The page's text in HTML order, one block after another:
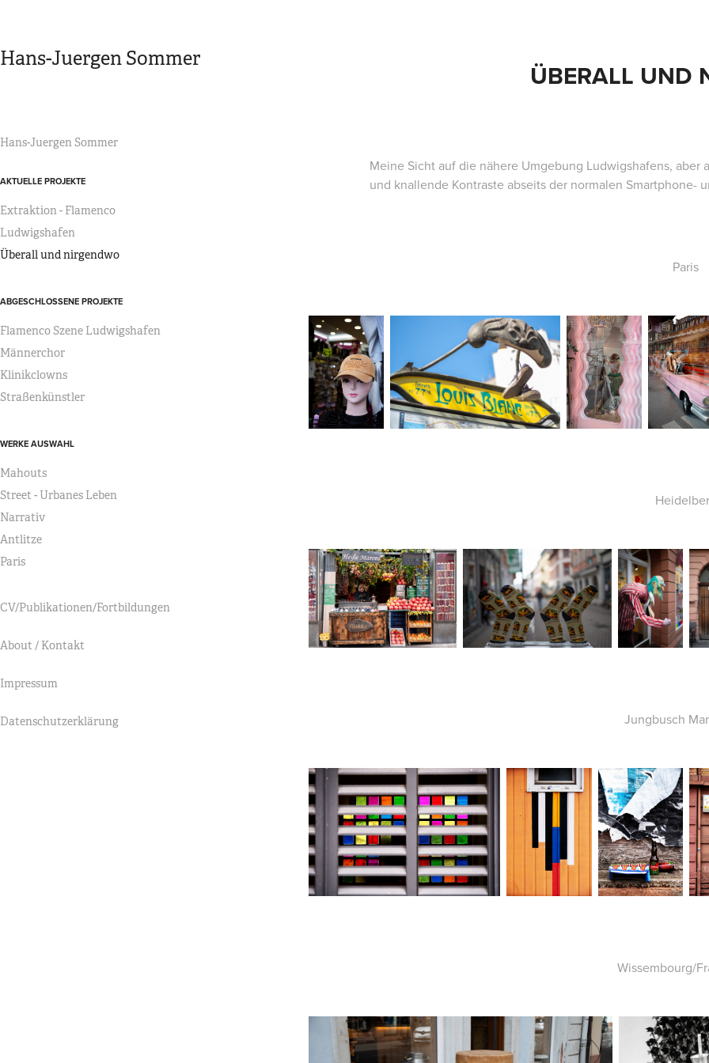
Hans-Juergen Sommer
Hans-Juergen Sommer
AKTUELLE PROJEKTE
Extraktion - Flamenco
Ludwigshafen
Überall und nirgendwo
ABGESCHLOSSENE PROJEKTE
Flamenco Szene Ludwigshafen
Männerchor
Klinikclowns
Straßenkünstler
WERKE AUSWAHL
Mahouts
Street - Urbanes Leben
Narrativ
Antlitze
Paris
CV/Publikationen/Fortbildungen
About / Kontakt
Impressum
Datenschutzerklärung
ÜBERALL UND
Meine Sicht auf die nähere Umgebung Ludwigshafens,
und knallende Kontraste abseits der normalen Smartphone-
Paris
Jungbusch
Wissembourg/